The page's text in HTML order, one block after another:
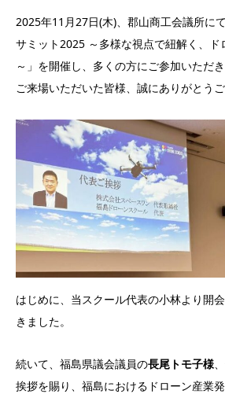
2025年11月27日(木)、郡山商工会議所に
サミット2025 ～多様な視点で紐解く、ド
～」を開催し、多くの方にご参加いただき
ご来場いただいた皆様、誠にありがとうご
はじめに、当スクール代表の小林より開
きました。
続いて、福島県議会議員の長尾トモ子様
挨拶を賜り、福島におけるドローン産業